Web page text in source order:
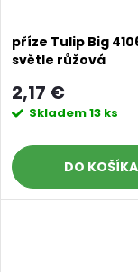
příze Tulip Big
světle růžová
2,17 €
Skladem13 ks
DO KOŠÍKA